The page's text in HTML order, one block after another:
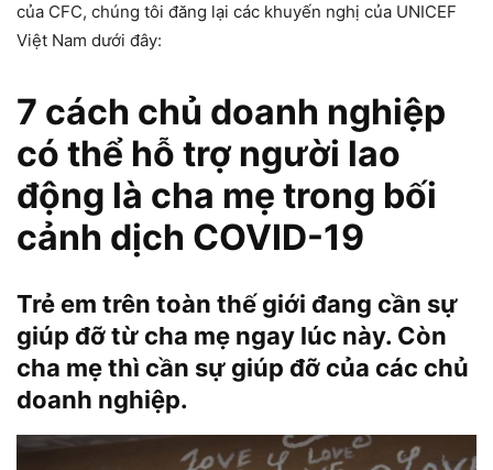
của CFC, chúng tôi đăng lại các khuyến nghị của UNICEF
Việt Nam dưới đây:
7 cách chủ doanh nghiệp
có thể hỗ trợ người lao
động là cha mẹ trong bối
cảnh dịch COVID-19
Trẻ em trên toàn thế giới đang cần sự
giúp đỡ từ cha mẹ ngay lúc này. Còn
cha mẹ thì cần sự giúp đỡ của các chủ
doanh nghiệp.